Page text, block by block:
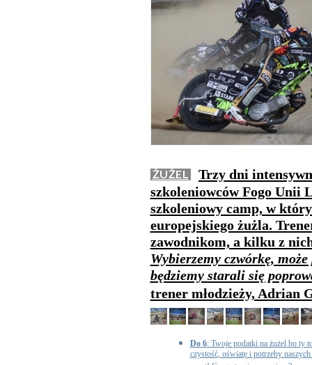
ŻUŻEL
Trzy dni
szkoleniowców Fogo Unii
szkoleniowy camp, w
europejskiego żużla.
zawodnikom, a kilku z
Wybierzemy czwórkę,
będziemy starali się
trener młodzieży, Adrian
Do 6: Twoje podatki na żużel bo ty
czystość, oświatę i potrzeby